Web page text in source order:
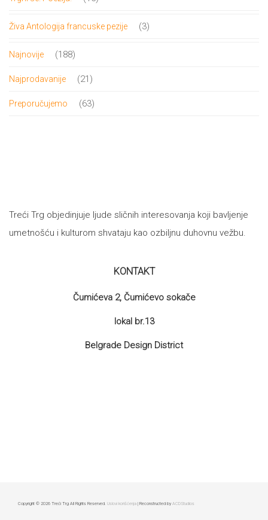
Živa Antologija francuske pezije 33
Najnovije 188188
Najprodavanije 2121
Preporučujemo 6363
Treći Trg objedinjuje ljude sličnih interesovanja koji bavljenje
umetnošću i kulturom shvataju kao ozbiljnu duhovnu vežbu.
KONTAKT
Čumićeva 2, Čumićevo sokače
lokal br.13
Belgrade Design District
Copyright © 2026 Treći Trg All Rights Reserved. Uslovi korišćenja | Reconstructed byACDStudios